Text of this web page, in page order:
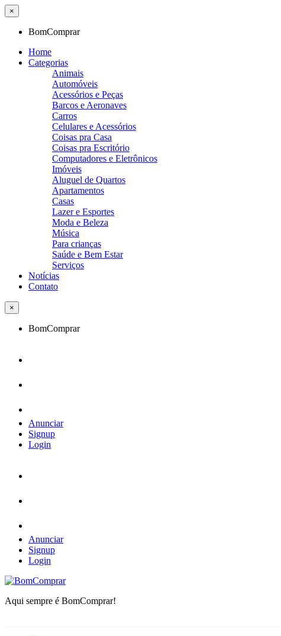
×
BomComprar
Home
Categorias
Animais
Automóveis
Acessórios e Peças
Barcos e Aeronaves
Carros
Celulares e Acessórios
Coisas pra Casa
Coisas pra Escritório
Computadores e Eletrônicos
Imóveis
Aluguel de Quartos
Apartamentos
Casas
Lazer e Esportes
Moda e Beleza
Música
Para crianças
Saúde e Bem Estar
Serviços
Notícias
Contato
×
BomComprar
Anunciar
Signup
Login
Anunciar
Signup
Login
BomComprar
Aqui sempre é BomComprar!